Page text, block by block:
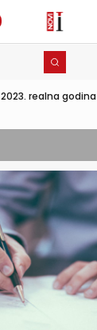
2023. realna